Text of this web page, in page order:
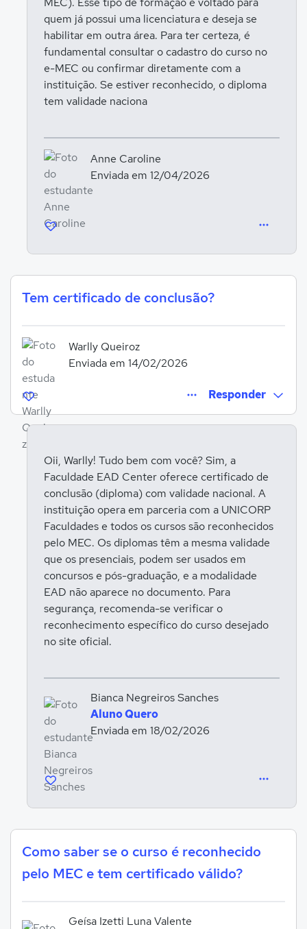
quem já possui uma licenciatura e deseja se
habilitar em outra área. Para ter certeza, é
fundamental consultar o cadastro do curso no
e-MEC ou confirmar diretamente com a
instituição. Se estiver reconhecido, o diploma
tem validade naciona
Anne Caroline
Enviada em 12/04/2026
Tem certificado de conclusão?
Warlly Queiroz
Enviada em 14/02/2026
Responder
Entrar para responder
Oii, Warlly! Tudo bem com você? Sim, a
Faculdade EAD Center oferece certificado de
conclusão (diploma) com validade nacional. A
instituição opera em parceria com a UNICORP
Faculdades e todos os cursos são reconhecidos
pelo MEC. Os diplomas têm a mesma validade
que os presenciais, podem ser usados em
concursos e pós-graduação, e a modalidade
EAD não aparece no documento. Para
segurança, recomenda-se verificar o
reconhecimento específico do curso desejado
no site oficial.
Bianca Negreiros Sanches
Aluno Quero
Enviada em 18/02/2026
Como saber se o curso é reconhecido
pelo MEC e tem certificado válido?
Geísa Izetti Luna Valente